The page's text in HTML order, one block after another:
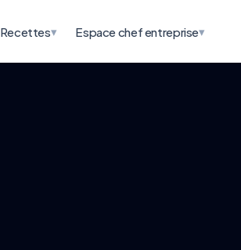
Recettes▾ Espace chef entreprise▾